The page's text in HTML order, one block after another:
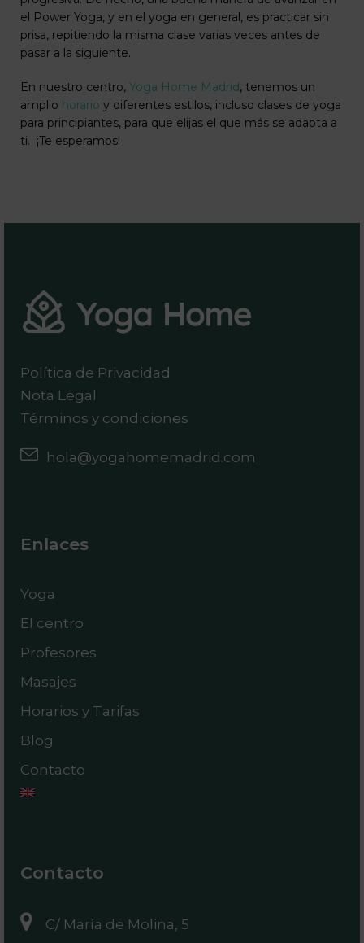
el Power Yoga, y en el yoga en general, es practicar sin
prisa, repitiendo la misma clase varias veces antes de
pasar a la siguiente.
En nuestro centro, Yoga Home Madrid, tenemos un
amplio horario y diferentes estilos, incluso clases de yoga
para principiantes, para que elijas el que más se adapta a
ti. ¡Te esperamos!
Política de Privacidad
Nota Legal
Términos y condiciones
hola@yogahomemadrid.com
Enlaces
Yoga
El centro
Profesores
Masajes
Horarios y Tarifas
Blog
Contacto
Contacto
C/ María de Molina, 5